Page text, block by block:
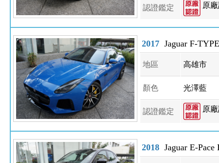
認證鑑定 原
2017 Jaguar F-
地區 高雄市
顏色 光澤藍
認證鑑定 原
2018 Jaguar E-